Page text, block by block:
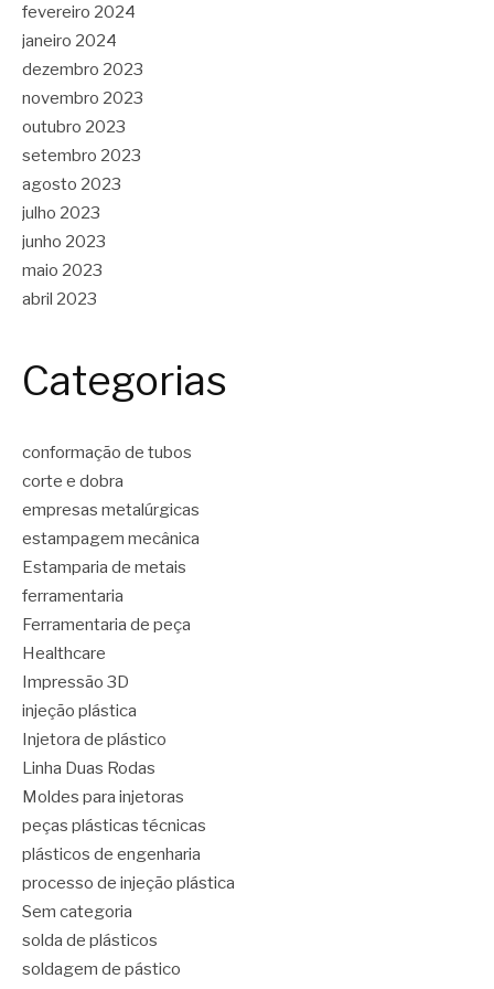
fevereiro 2024
janeiro 2024
dezembro 2023
novembro 2023
outubro 2023
setembro 2023
agosto 2023
julho 2023
junho 2023
maio 2023
abril 2023
Categorias
conformação de tubos
corte e dobra
empresas metalúrgicas
estampagem mecânica
Estamparia de metais
ferramentaria
Ferramentaria de peça
Healthcare
Impressão 3D
injeção plástica
Injetora de plástico
Linha Duas Rodas
Moldes para injetoras
peças plásticas técnicas
plásticos de engenharia
processo de injeção plástica
Sem categoria
solda de plásticos
soldagem de pástico